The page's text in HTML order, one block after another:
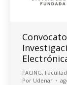
FACING,
Por Udenar